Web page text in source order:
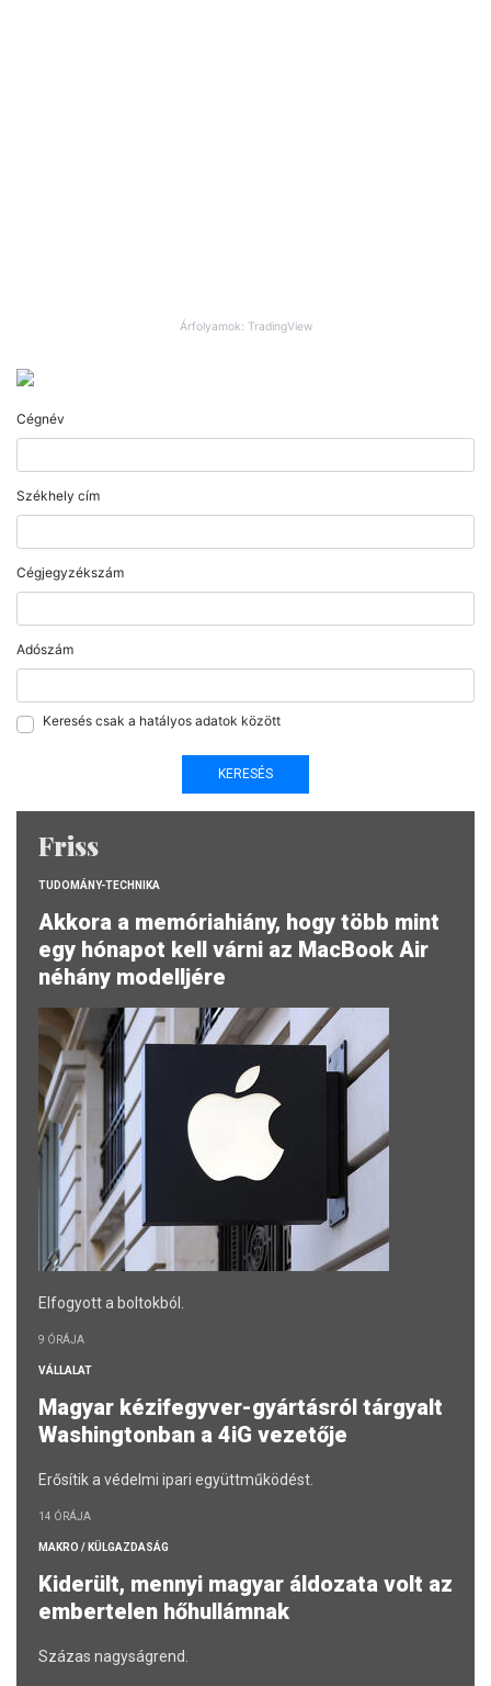
Árfolyamok: TradingView
Cégnév
Székhely cím
Cégjegyzékszám
Adószám
Keresés csak a hatályos adatok között
Friss
TUDOMÁNY-TECHNIKA
Akkora a memóriahiány, hogy több mint
egy hónapot kell várni az MacBook Air
néhány modelljére
Elfogyott a boltokból.
9 ÓRÁJA
VÁLLALAT
Magyar kézifegyver-gyártásról tárgyalt
Washingtonban a 4iG vezetője
Erősítik a védelmi ipari együttműködést.
14 ÓRÁJA
MAKRO / KÜLGAZDASÁG
Kiderült, mennyi magyar áldozata volt az
embertelen hőhullámnak
Százas nagyságrend.